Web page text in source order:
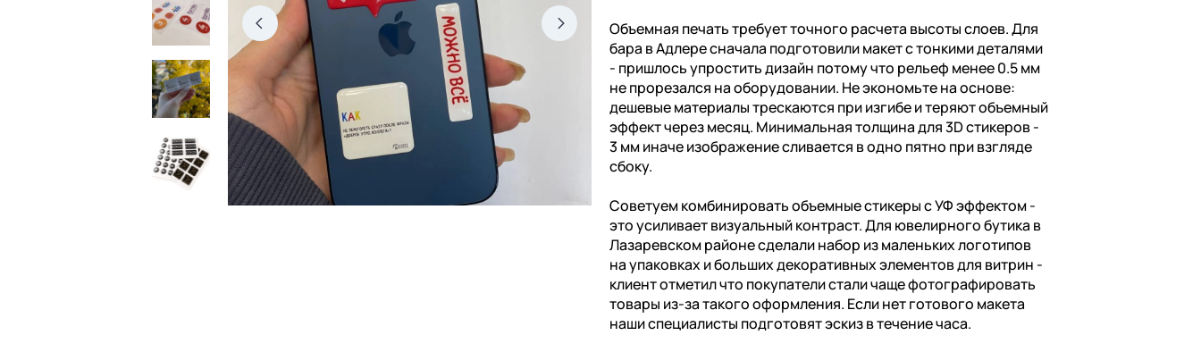
Объемная печать требует точного расчета высоты слоев. Для
бара в Адлере сначала подготовили макет с тонкими деталями
- пришлось упростить дизайн потому что рельеф менее 0.5 мм
не прорезался на оборудовании. Не экономьте на основе:
дешевые материалы трескаются при изгибе и теряют объемный
эффект через месяц. Минимальная толщина для 3D стикеров -
3 мм иначе изображение сливается в одно пятно при взгляде
сбоку.
Советуем комбинировать объемные стикеры с УФ эффектом -
это усиливает визуальный контраст. Для ювелирного бутика в
Лазаревском районе сделали набор из маленьких логотипов
на упаковках и больших декоративных элементов для витрин -
клиент отметил что покупатели стали чаще фотографировать
товары из-за такого оформления. Если нет готового макета
наши специалисты подготовят эскиз в течение часа.